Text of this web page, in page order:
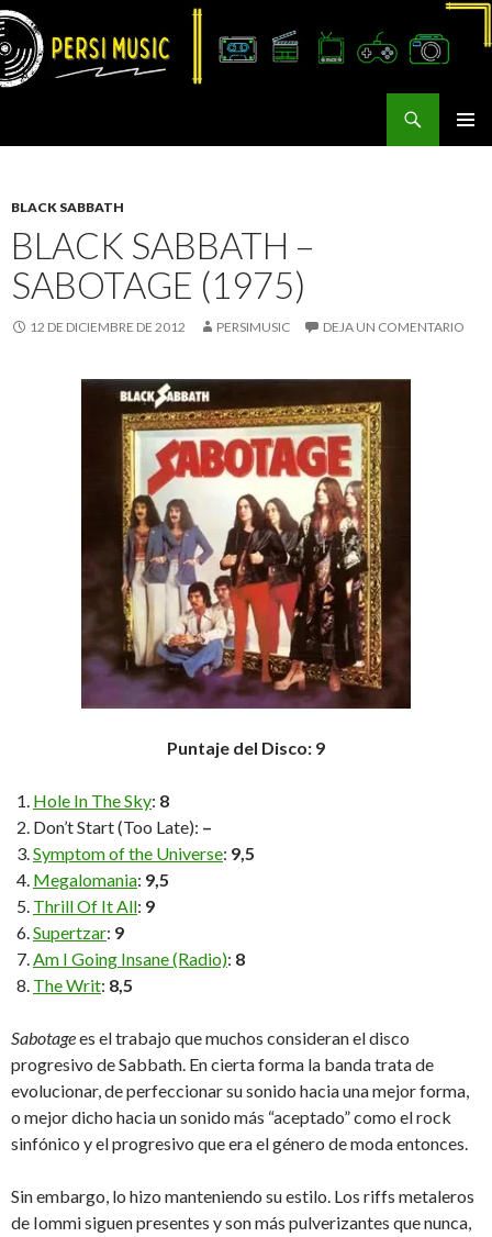
BLACK SABBATH
BLACK SABBATH –
SABOTAGE (1975)
12 DE DICIEMBRE DE 2012 PERSIMUSIC DEJA UN COMENTARIO
Puntaje del Disco: 9
Hole In The Sky: 8
Don’t Start (Too Late): –
Symptom of the Universe: 9,5
Megalomania: 9,5
Thrill Of It All: 9
Supertzar: 9
Am I Going Insane (Radio): 8
The Writ: 8,5
Sabotagees el trabajo que muchos consideran el disco
progresivo de Sabbath. En cierta forma la banda trata de
evolucionar, de perfeccionar su sonido hacia una mejor forma,
o mejor dicho hacia un sonido más “aceptado” como el rock
sinfónico y el progresivo que era el género de moda entonces.
Sin embargo, lo hizo manteniendo su estilo. Los riffs metaleros
de Iommi siguen presentes y son más pulverizantes que nunca,